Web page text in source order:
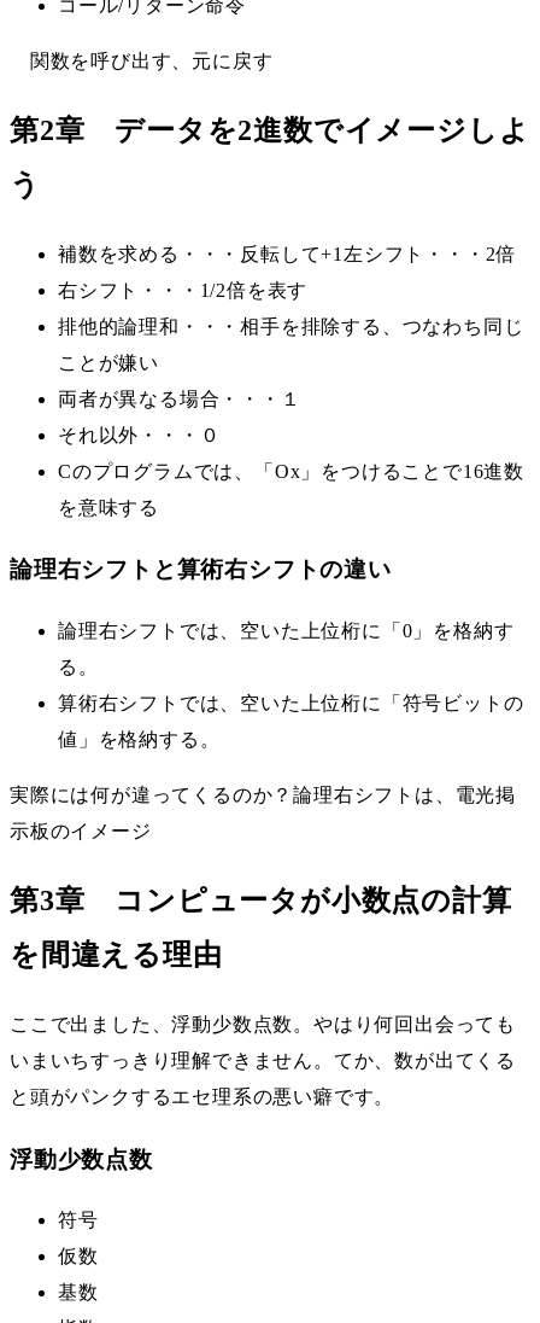
コール/リターン命令
関数を呼び出す、元に戻す
第2章 データを2進数でイメージしよ
う
補数を求める・・・反転して+1左シフト・・・2倍
右シフト・・・1/2倍を表す
排他的論理和・・・相手を排除する、つなわち同じ
ことが嫌い
両者が異なる場合・・・１
それ以外・・・０
Cのプログラムでは、「Ox」をつけることで16進数
を意味する
論理右シフトと算術右シフトの違い
論理右シフトでは、空いた上位桁に「0」を格納す
る。
算術右シフトでは、空いた上位桁に「符号ビットの
値」を格納する。
実際には何が違ってくるのか？論理右シフトは、電光掲
示板のイメージ
第3章 コンピュータが小数点の計算
を間違える理由
ここで出ました、浮動少数点数。やはり何回出会っても
いまいちすっきり理解できません。てか、数が出てくる
と頭がパンクするエセ理系の悪い癖です。
浮動少数点数
符号
仮数
基数